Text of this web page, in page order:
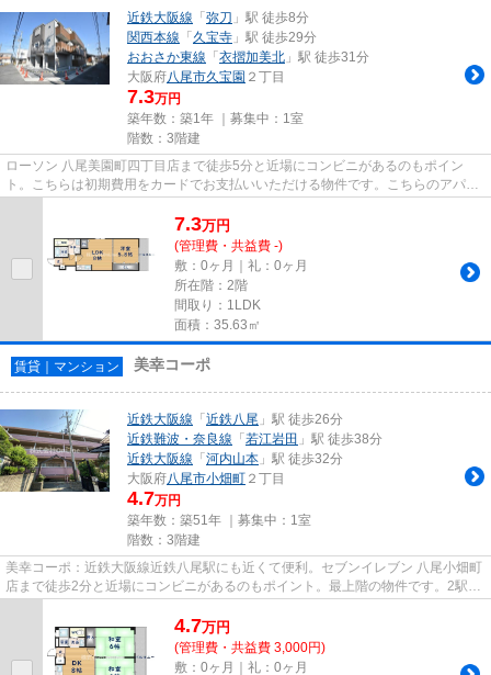
近鉄大阪線 「弥刀 」駅 徒歩8分
関西本線 「久宝寺 」駅 徒歩29分
おおさか東線 「衣摺加美北 」駅 徒歩31分
大阪府八尾市久宝園 ２丁目
7.3万円
築年数：築1年 ｜募集中： 1室
階数：3階建
ローソン 八尾美園町四丁目店まで徒歩5分と近場にコンビニがあるのもポイン
ト。こちらは初期費用をカードでお支払いいただける物件です。こちらのアパー
トは2駅が近くにあり便利です。...
7.3万円
(管理費・共益費 -)
敷：0ヶ月｜礼：0ヶ月
所在階：2階
間取り：1LDK
面積：35.63㎡
賃貸｜マンション 美幸コーポ
近鉄大阪線 「近鉄八尾 」駅 徒歩26分
近鉄難波・奈良線 「若江岩田 」駅 徒歩38分
近鉄大阪線 「河内山本 」駅 徒歩32分
大阪府八尾市小畑町 ２丁目
4.7万円
築年数：築51年 ｜募集中： 1室
階数：3階建
美幸コーポ：近鉄大阪線近鉄八尾駅にも近くて便利。セブンイレブン 八尾小畑町
店まで徒歩2分と近場にコンビニがあるのもポイント。最上階の物件です。2駅利
用可能なマンションなので行...
4.7万円
(管理費・共益費 3,000円)
敷：0ヶ月｜礼：0ヶ月